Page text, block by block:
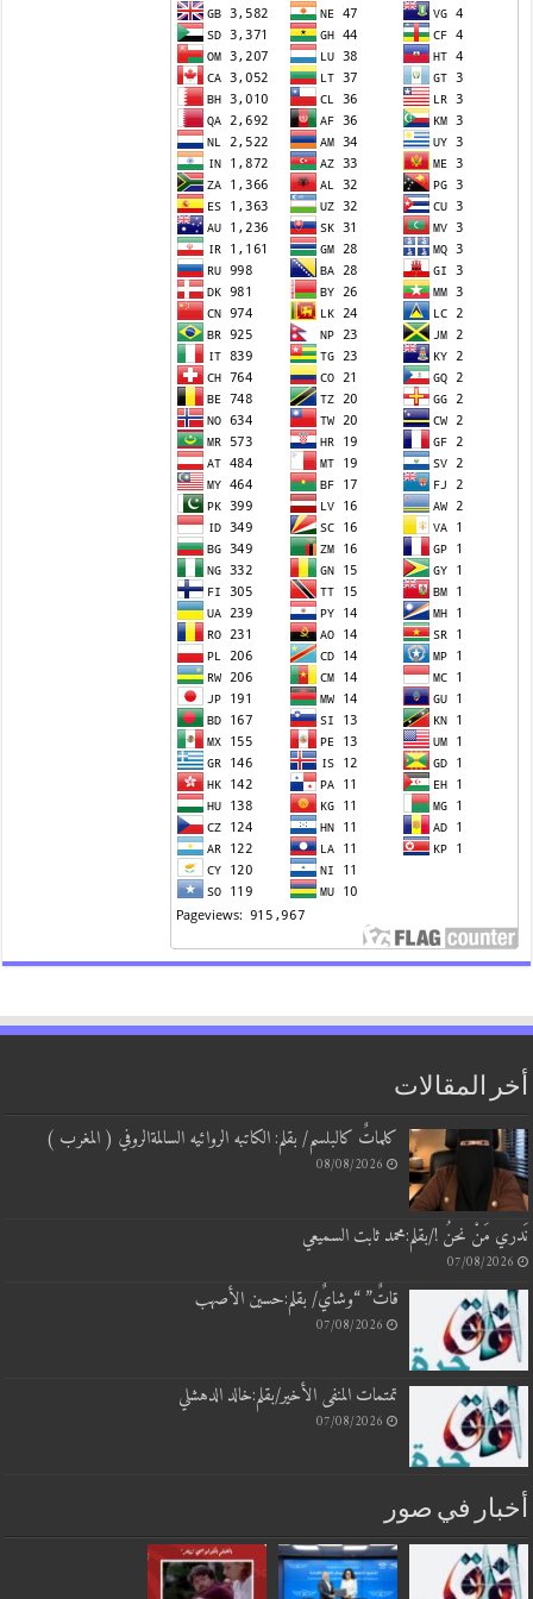
المقالات
كلماتٌ كالبلسم/ بقلم: الكاتبه الروائيه السالمةالروفي ( المغرب )
08/08/2026
مَنْ نحنُ !/بقلم:محمد ثابت السميعي
07/08/
قاتٌ” “وشايٌ/ بقلم:حسين الأصهب
07/08/2026
تمتمات المنفى الأخير/بقلم:خالد الدهشلي
07/08/2026
في صور